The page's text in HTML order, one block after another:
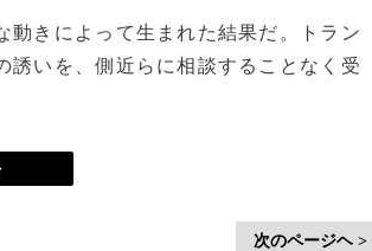
きによって生まれた結果だ。トラン
誘いを、側近らに相談することなく受
次のページヘ >